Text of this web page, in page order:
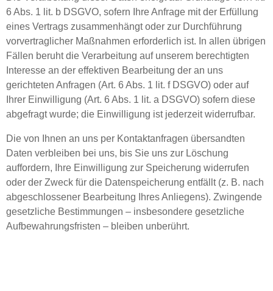
6 Abs. 1 lit. b DSGVO, sofern Ihre Anfrage mit der Erfüllung
eines Vertrags zusammenhängt oder zur Durchführung
vorvertraglicher Maßnahmen erforderlich ist. In allen übrigen
Fällen beruht die Verarbeitung auf unserem berechtigten
Interesse an der effektiven Bearbeitung der an uns
gerichteten Anfragen (Art. 6 Abs. 1 lit. f DSGVO) oder auf
Ihrer Einwilligung (Art. 6 Abs. 1 lit. a DSGVO) sofern diese
abgefragt wurde; die Einwilligung ist jederzeit widerrufbar.
Die von Ihnen an uns per Kontaktanfragen übersandten
Daten verbleiben bei uns, bis Sie uns zur Löschung
auffordern, Ihre Einwilligung zur Speicherung widerrufen
oder der Zweck für die Datenspeicherung entfällt (z. B. nach
abgeschlossener Bearbeitung Ihres Anliegens). Zwingende
gesetzliche Bestimmungen – insbesondere gesetzliche
Aufbewahrungsfristen – bleiben unberührt.